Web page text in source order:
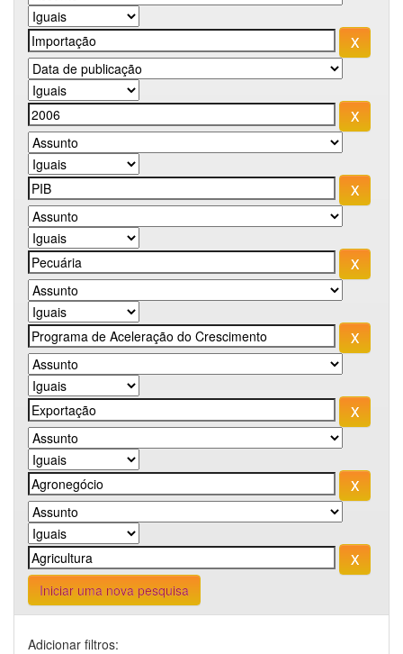
Iniciar uma nova pesquisa
Adicionar filtros: